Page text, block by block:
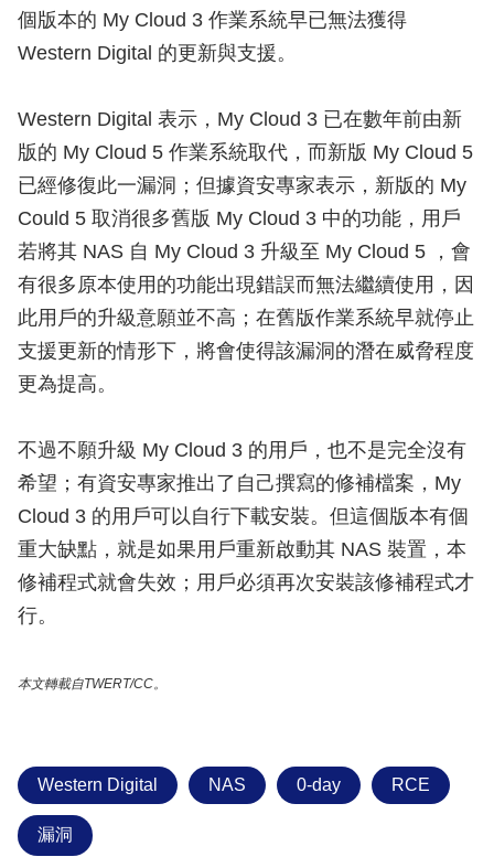
個版本的 My Cloud 3 作業系統早已無法獲得
Western Digital 的更新與支援。
Western Digital 表示，My Cloud 3 已在數年前由新
版的 My Cloud 5 作業系統取代，而新版 My Cloud 5
已經修復此一漏洞；但據資安專家表示，新版的 My
Could 5 取消很多舊版 My Cloud 3 中的功能，用戶
若將其 NAS 自 My Cloud 3 升級至 My Cloud 5 ，會
有很多原本使用的功能出現錯誤而無法繼續使用，因
此用戶的升級意願並不高；在舊版作業系統早就停止
支援更新的情形下，將會使得該漏洞的潛在威脅程度
更為提高。
不過不願升級 My Cloud 3 的用戶，也不是完全沒有
希望；有資安專家推出了自己撰寫的修補檔案，My
Cloud 3 的用戶可以自行下載安裝。但這個版本有個
重大缺點，就是如果用戶重新啟動其 NAS 裝置，本
修補程式就會失效；用戶必須再次安裝該修補程式才
行。
本文轉載自TWERT/CC。
Western Digital NAS 0-day RCE
漏洞